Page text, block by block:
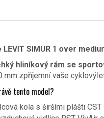
SIMUR 1 over
hliníkový rám se
mm zpříjemní vaše
tento model?
kola s širšími plášti